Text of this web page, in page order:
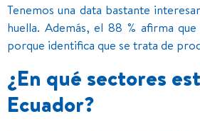
Tenemos una data bastante
huella. Además, el 88 % afirma
porque identifica que se trata de
¿En qué sectores
Ecuador?